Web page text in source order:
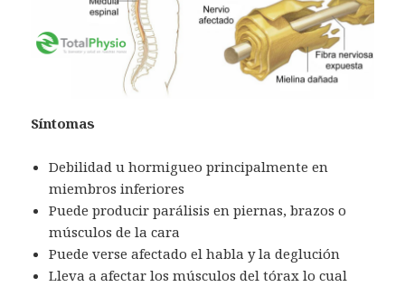
Síntomas
Debilidad u hormigueo principalmente en
miembros inferiores
Puede producir parálisis en piernas, brazos o
músculos de la cara
Puede verse afectado el habla y la deglución
Lleva a afectar los músculos del tórax lo cual